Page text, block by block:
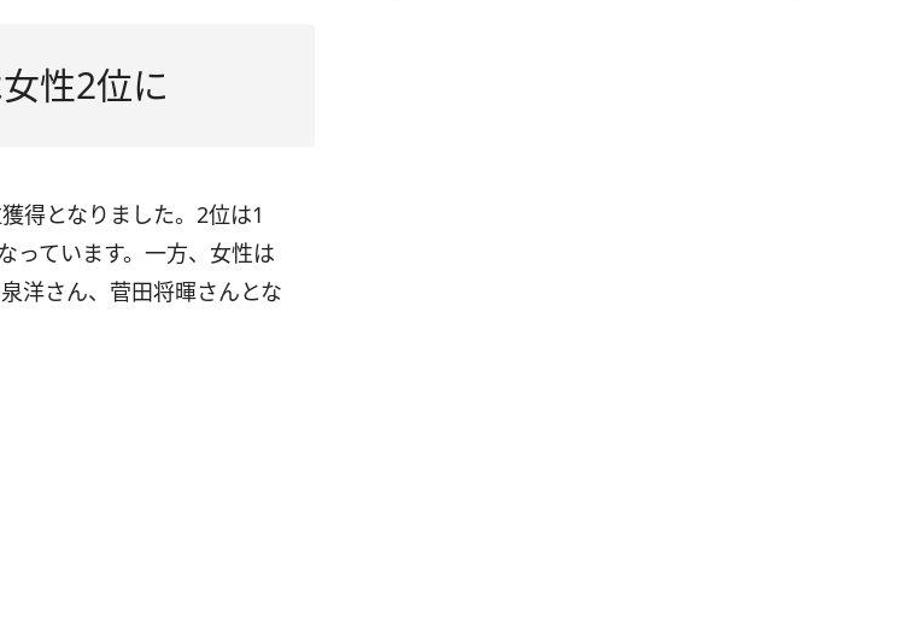
性2位に
得となりました。2位は1
っています。一方、女性は
洋さん、菅田将暉さんとな